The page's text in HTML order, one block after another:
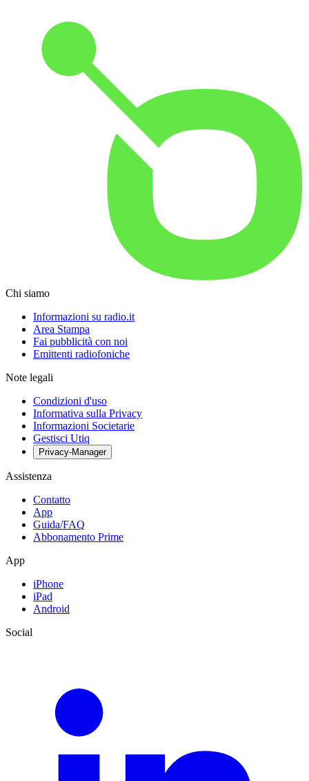
Chi siamo
Informazioni su radio.it
Area Stampa
Fai pubblicità con noi
Emittenti radiofoniche
Note legali
Condizioni d'uso
Informativa sulla Privacy
Informazioni Societarie
Gestisci Utiq
Privacy-Manager
Assistenza
Contatto
App
Guida/FAQ
Abbonamento Prime
App
iPhone
iPad
Android
Social